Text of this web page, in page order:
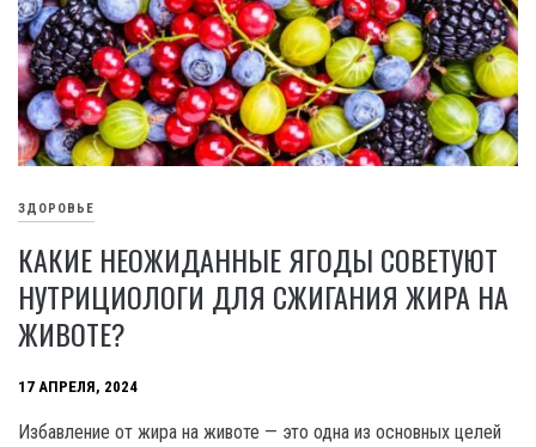
ЗДОРОВЬЕ
КАКИЕ НЕОЖИДАННЫЕ ЯГОДЫ СОВЕТУЮТ
НУТРИЦИОЛОГИ ДЛЯ СЖИГАНИЯ ЖИРА НА
ЖИВОТЕ?
17 АПРЕЛЯ, 2024
Избавление от жира на животе — это одна из основных целей